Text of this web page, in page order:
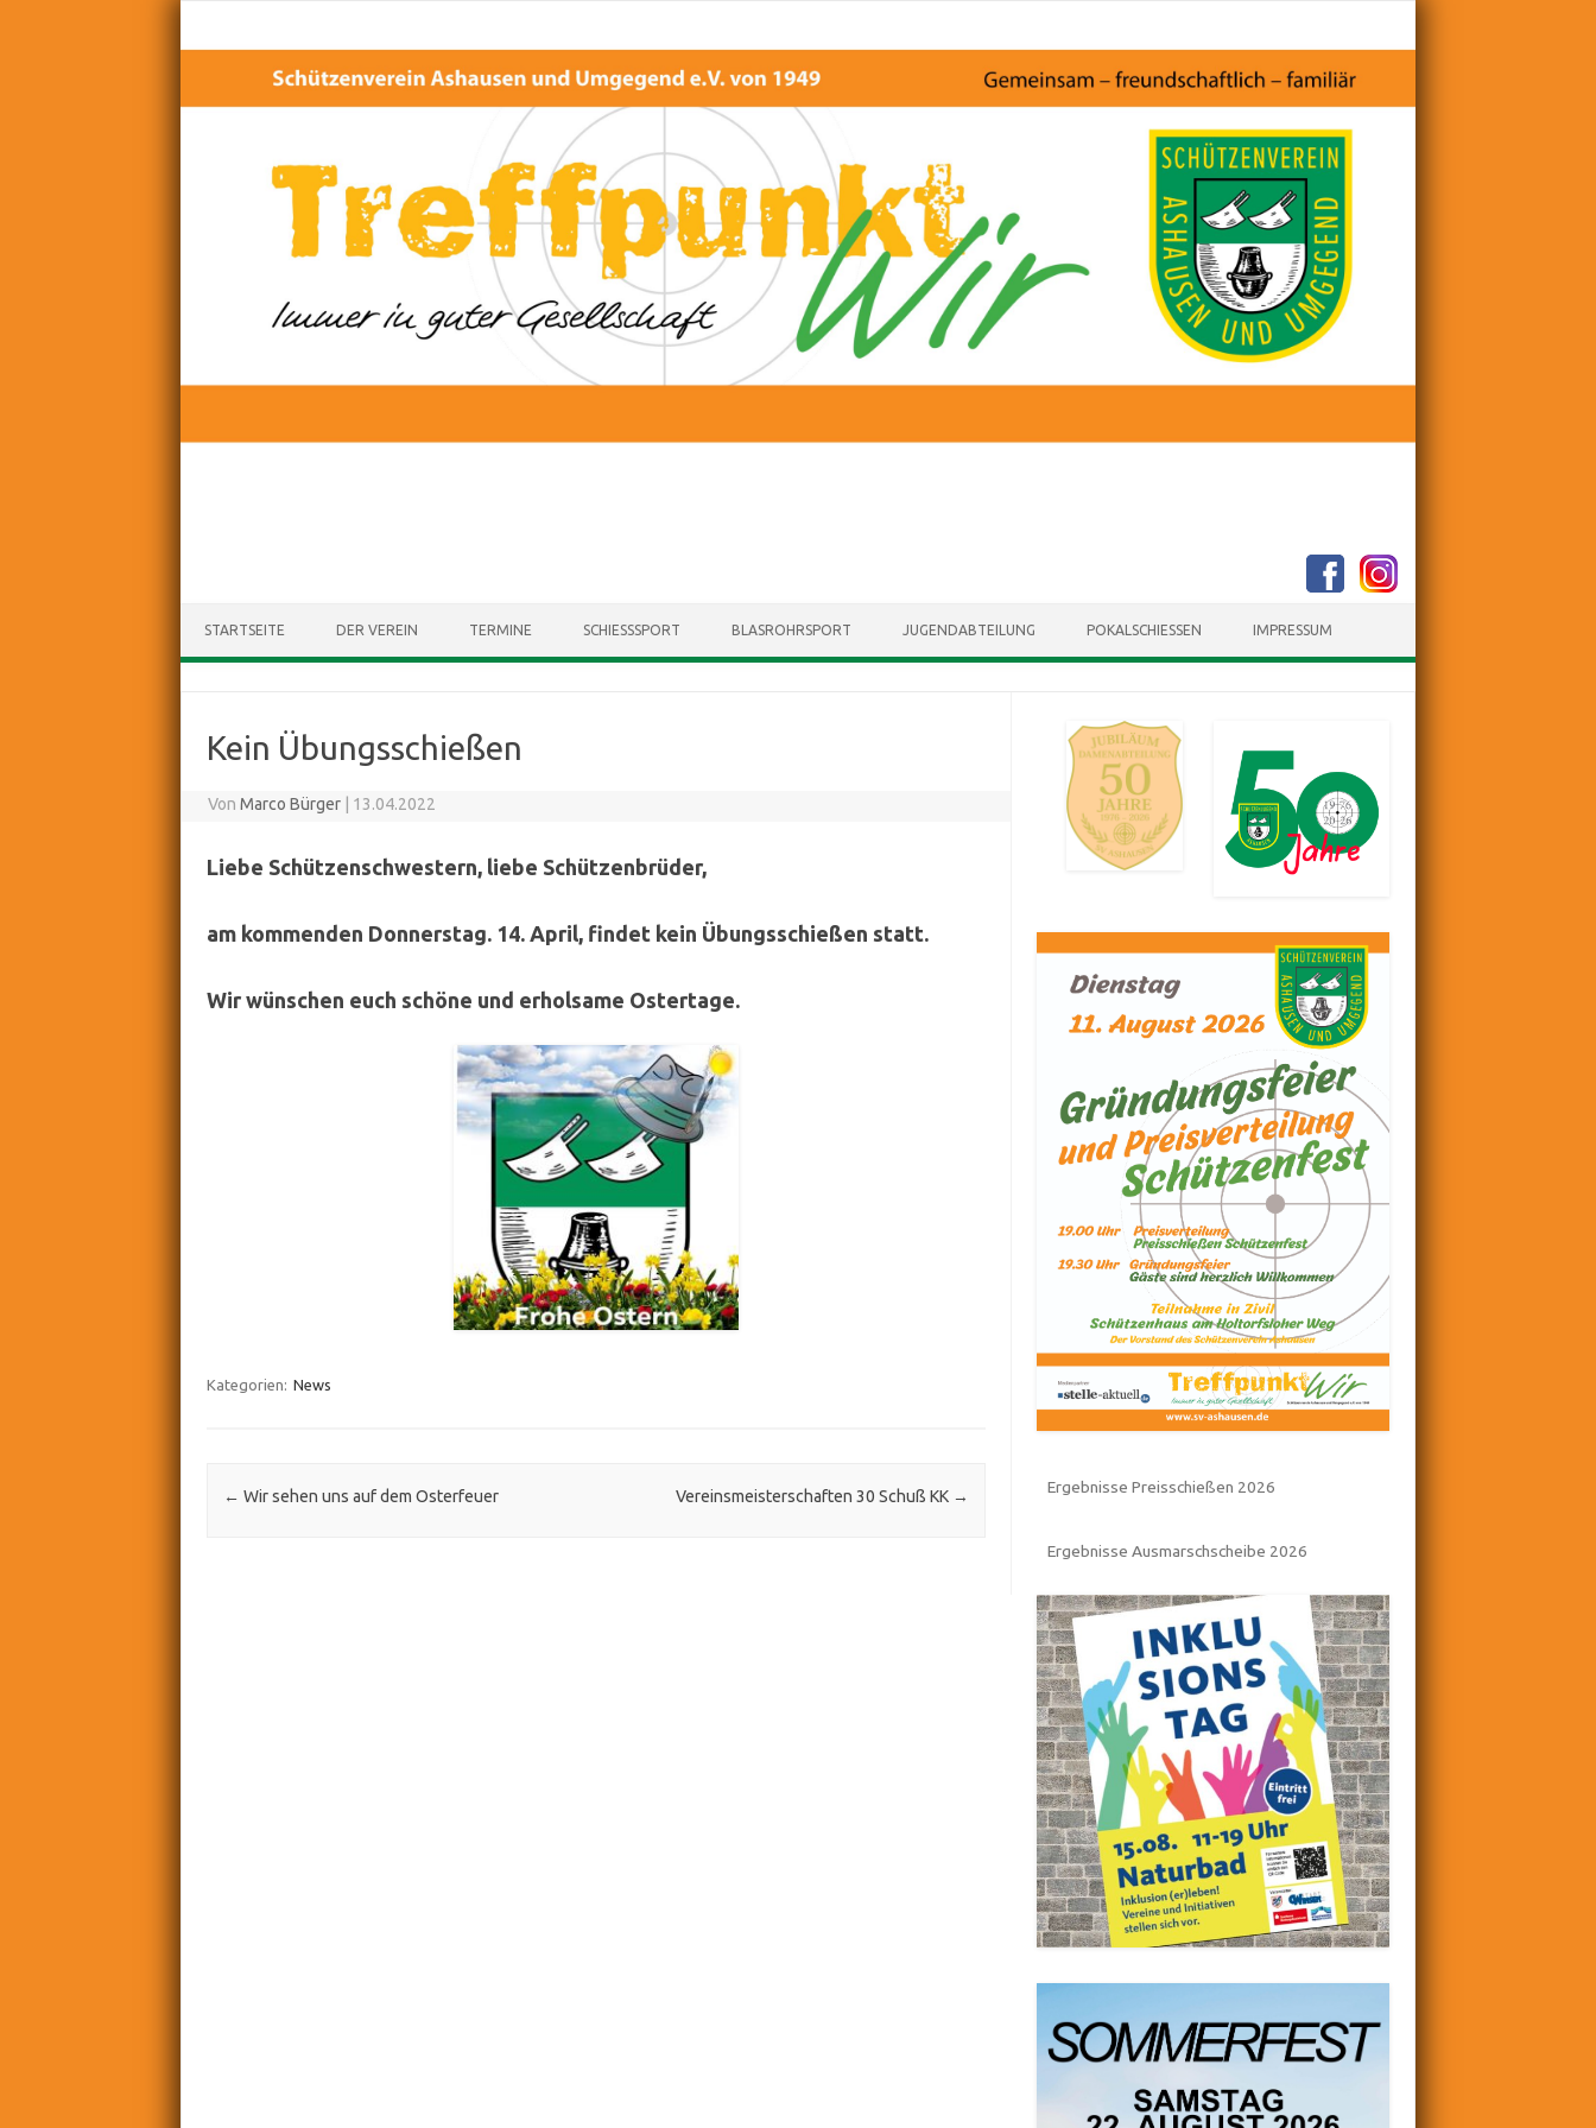
STARTSEITE DER VEREIN TERMINE SCHIESSSPORT BLASROHRSPORT JUGENDABTEILUNG POKALSCHIESSEN IMPRESSUM
Kein Übungsschießen
VonMarco Bürger 13.04.2022
Liebe Schützenschwestern, liebe Schützenbrüder,
am kommenden Donnerstag. 14. April, findet kein Übungsschießen statt.
Wir wünschen euch schöne und erholsame Ostertage.
Kategorien: News
Post navigation
← Wir sehen uns auf dem Osterfeuer Vereinsmeisterschaften 30 Schuß KK →
Ergebnisse Preisschießen 2026
Ergebnisse Ausmarschscheibe 2026